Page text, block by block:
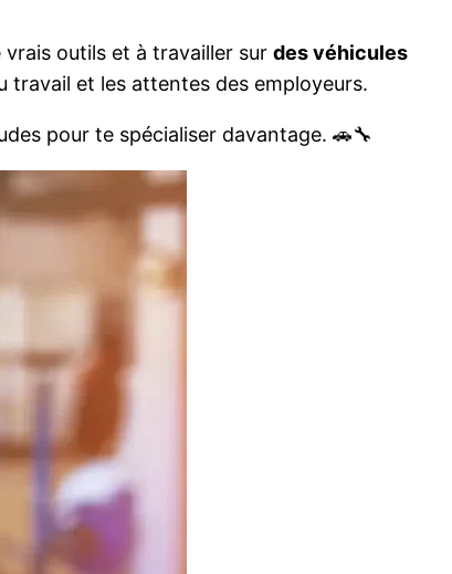
outils et à travailler sur des véhicules
travail et les attentes des employeurs.
pour te spécialiser davantage. 🚗🔧